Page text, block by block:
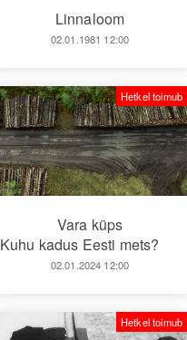
Linnaloom
02.01.1981 12:00
Vara küps
Kuhu kadus Eesti mets?
02.01.2024 12:00
Hetkel toimub
Hetkel toimub